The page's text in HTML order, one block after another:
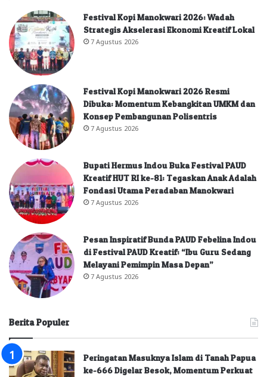
Festival Kopi Manokwari 2026: Wadah
Strategis Akselerasi Ekonomi Kreatif Lokal
7 Agustus 2026
Festival Kopi Manokwari 2026 Resmi
Dibuka: Momentum Kebangkitan UMKM dan
Konsep Pembangunan Polisentris
7 Agustus 2026
Bupati Hermus Indou Buka Festival PAUD
Kreatif HUT RI ke-81: Tegaskan Anak Adalah
Fondasi Utama Peradaban Manokwari
7 Agustus 2026
Pesan Inspiratif Bunda PAUD Febelina Indou
di Festival PAUD Kreatif: “Ibu Guru Sedang
Melayani Pemimpin Masa Depan”
7 Agustus 2026
Berita Populer
Peringatan Masuknya Islam di Tanah Papua
ke-666 Digelar Besok, Momentum Perkuat